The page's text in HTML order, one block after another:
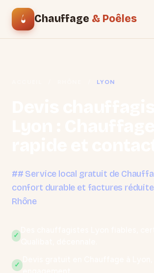
Chauffage & Poêles
LYON
## Service local gratuit de
confort durable et factures
Rhône
✓
✓